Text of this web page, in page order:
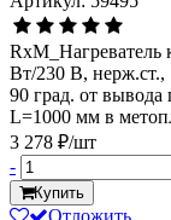
Вт/230 В, нерж.ст.,
90 град. от
L=1000 мм в
3 278 ₽/шт
-
Купить
Отложить